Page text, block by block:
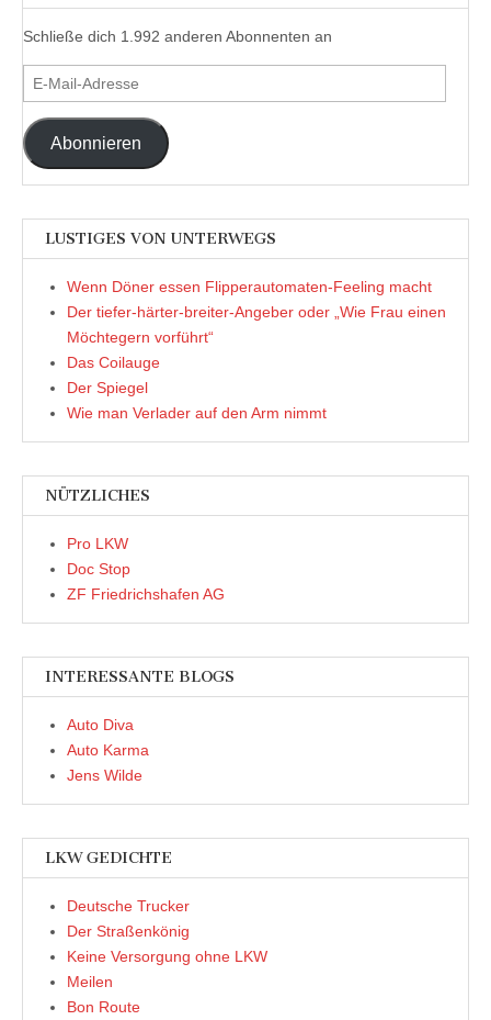
Schließe dich 1.992 anderen Abonnenten an
E-
Mail-
Adresse
Abonnieren
LUSTIGES VON UNTERWEGS
Wenn Döner essen Flipperautomaten-Feeling macht
Der tiefer-härter-breiter-Angeber oder „Wie Frau einen
Möchtegern vorführt“
Das Coilauge
Der Spiegel
Wie man Verlader auf den Arm nimmt
NÜTZLICHES
Pro LKW
Doc Stop
ZF Friedrichshafen AG
INTERESSANTE BLOGS
Auto Diva
Auto Karma
Jens Wilde
LKW GEDICHTE
Deutsche Trucker
Der Straßenkönig
Keine Versorgung ohne LKW
Meilen
Bon Route